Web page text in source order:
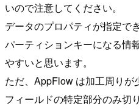
いので注意してください。
データのプロパティが指定で
パーティションキーになる情
やすいと思います。
ただ、AppFlow は加工周り
フィールドの特定部分のみ切